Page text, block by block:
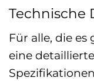
Technische
Für alle, die
eine
Spezifikationen